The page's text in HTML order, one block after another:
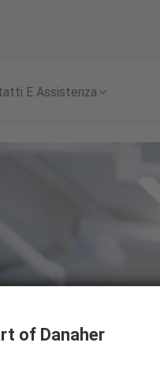
E Assistenza
of Danaher